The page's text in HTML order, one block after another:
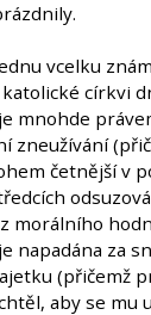
vcelku
církvi
mnohde
zneužívání
četnější v
morálního
napadána za
(přičemž
aby se mu